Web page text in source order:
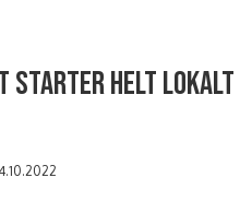
starter helt lokalt